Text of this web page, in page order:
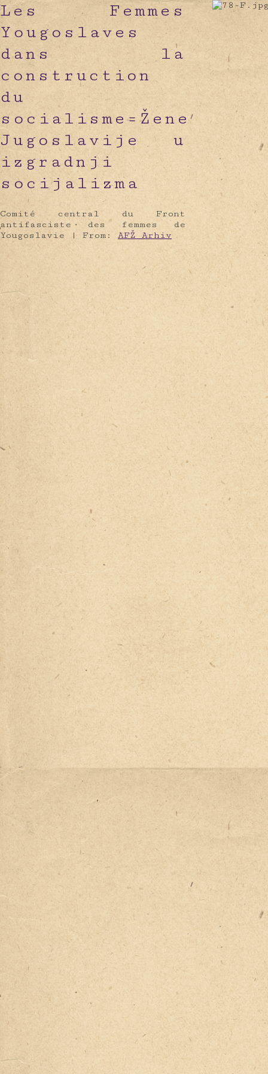
Les Femmes
Yougoslaves
dans la
construction
du
socialisme=Žene
Jugoslavije u
izgradnji
socijalizma
Comité central du Front
antifasciste des femmes de
Yougoslavie |From:AFŽ Arhiv